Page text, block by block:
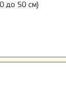
до 50 см)